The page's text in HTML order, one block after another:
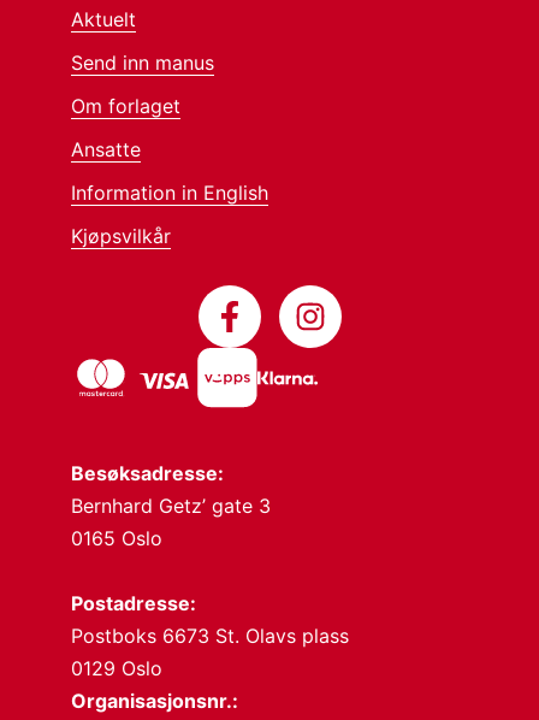
Besøksadresse:
Bernhard Getz’ gate 3
0165 Oslo
Postadresse:
Postboks 6673 St. Olavs plass
0129 Oslo
Organisasjonsnr.:
Aktuelt
Send inn manus
Om forlaget
Ansatte
Information in English
Kjøpsvilkår